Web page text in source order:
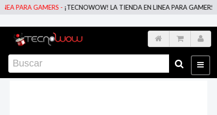
PARA GAMERS -¡TECNOWOW! LA TIENDA EN LINEA PARA GAMERS -